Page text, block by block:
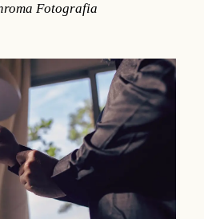
Fotografia